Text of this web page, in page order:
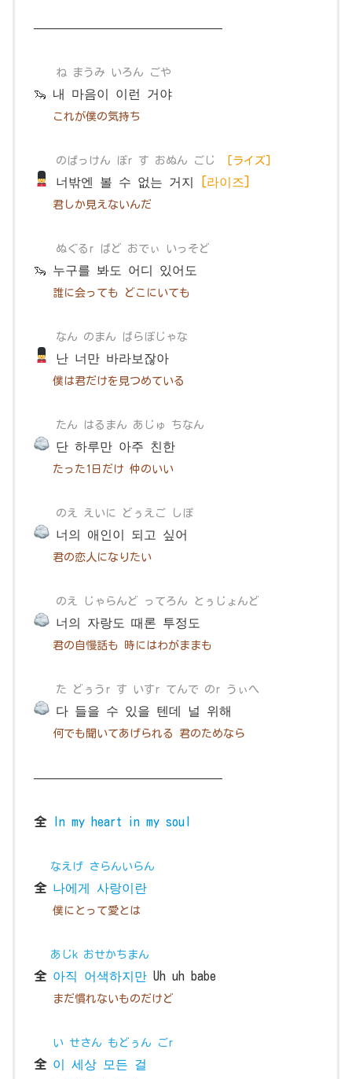
———————————————
ね まうみ いろん ごや
🦦 내 마음이 이런 거야
これが僕の気持ち
のぱっけん ぼr す おぬん ごじ [ライズ]
너밖엔 볼 수 없는 거지 [라이즈]
君しか見えないんだ
ぬぐるr ばど おでぃ いっそど
🦦 누구를 봐도 어디 있어도
誰に会っても どこにいても
なん のまん ばらぼじゃな
난 너만 바라보잖아
僕は君だけを見つめている
たん はるまん あじゅ ちなん
단 하루만 아주 친한
たった1日だけ 仲のいい
のえ えいに どぅえご しぽ
너의 애인이 되고 싶어
君の恋人になりたい
のえ じゃらんど ってろん とぅじょんど
너의 자랑도 때론 투정도
君の自慢話も 時にはわがままも
た どぅうr す いすr てんで のr うぃへ
다 들을 수 있을 텐데 널 위해
何でも聞いてあげられる 君のためなら
———————————————
全 In my heart in my soul
なえげ さらんいらん
全나에게 사랑이란
僕にとって愛とは
あじk おせかちまん
全 아직 어색하지만 Uh uh babe
まだ慣れないものだけど
い せさん もどぅん ごr
全 이 세상 모든 걸